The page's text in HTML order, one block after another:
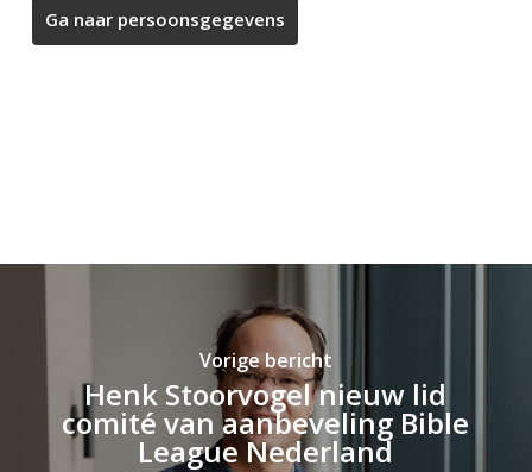
Vorige bericht
Henk Stoorvogel nieuw lid
comité van aanbeveling Bible
League Nederland